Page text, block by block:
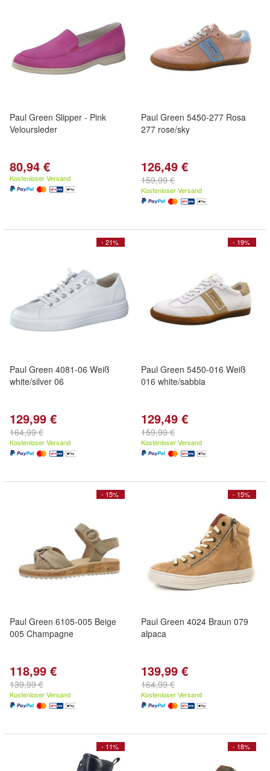
Paul Green Slipper - Pink
Veloursleder
80,94 €
Kostenloser Versand
Paul Green 5450-277 Rosa
277 rose/sky
126,49 €
159,99 €
Kostenloser Versand
- 21%
Paul Green 4081-06 Weiß
white/silver 06
129,99 €
164,99 €
Kostenloser Versand
- 19%
Paul Green 5450-016 Weiß
016 white/sabbia
129,49 €
159,99 €
Kostenloser Versand
- 15%
Paul Green 6105-005 Beige
005 Champagne
118,99 €
139,99 €
Kostenloser Versand
- 15%
Paul Green 4024 Braun 079
alpaca
139,99 €
164,99 €
Kostenloser Versand
- 11% - 18%